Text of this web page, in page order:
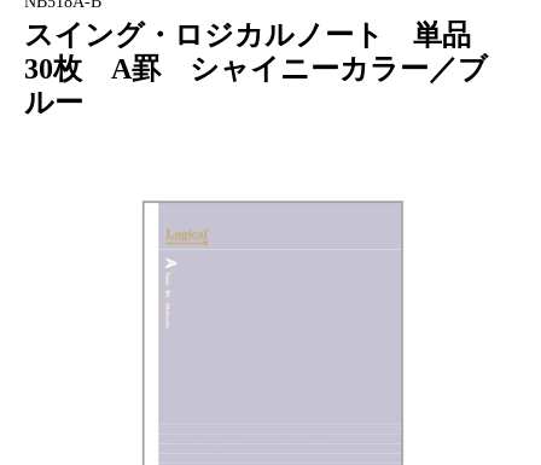
スイング・ロジカルノート 単品
30枚 A罫 シャイニーカラー／ブ
ルー
メタリック印刷に箔押しを使用した特別感のある